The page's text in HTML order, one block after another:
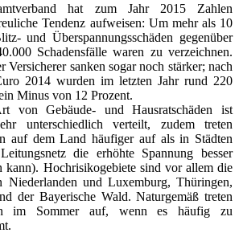
hat zum Jahr 2015 Zahlen
Tendenz aufweisen: Um mehr als 10
und Überspannungsschäden gegenüber
Schadensfälle waren zu verzeichnen.
sanken sogar noch stärker; nach
2014 wurden im letzten Jahr rund 220
Minus von 12 Prozent.
von Gebäude- und Hausratschäden ist
unterschiedlich verteilt, zudem treten
auf dem Land häufiger auf als in Städten
die erhöhte Spannung besser
kann). Hochrisikogebiete sind vor allem die
Niederlanden und Luxemburg, Thüringen,
der Bayerische Wald. Naturgemäß treten
im Sommer auf, wenn es häufig zu